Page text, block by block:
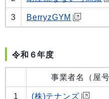
3 BerryzGYM
令和６年度
事業者名（屋号
1 (株)テナンズ